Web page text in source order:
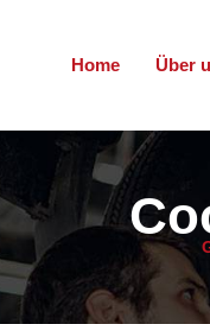
Home Über